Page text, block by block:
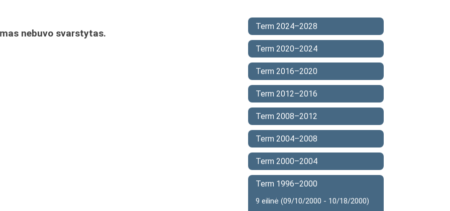
nebuvo svarstytas.
Term 2024–2028
Term 2020–2024
Term 2016–2020
Term 2012–2016
Term 2008–2012
Term 2004–2008
Term 2000–2004
Term 1996–2000
9 eilinė (09/10/2000 - 10/18/2000)